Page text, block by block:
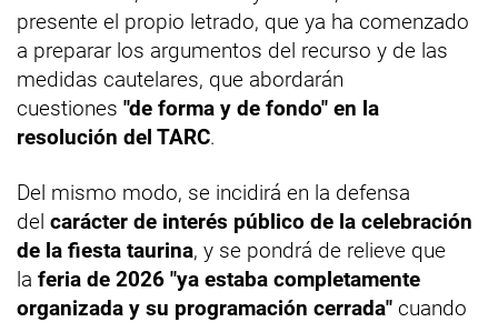
presente el propio letrado, que ya ha comenzado
a preparar los argumentos del recurso y de las
medidas cautelares, que abordarán
cuestiones "de forma y de fondo" en la
resolución del TARC.
Del mismo modo, se incidirá en la defensa
del carácter de interés público de la celebración
de la fiesta taurina, y se pondrá de relieve que
la feria de 2026 "ya estaba completamente
organizada y su programación cerrada" cuando